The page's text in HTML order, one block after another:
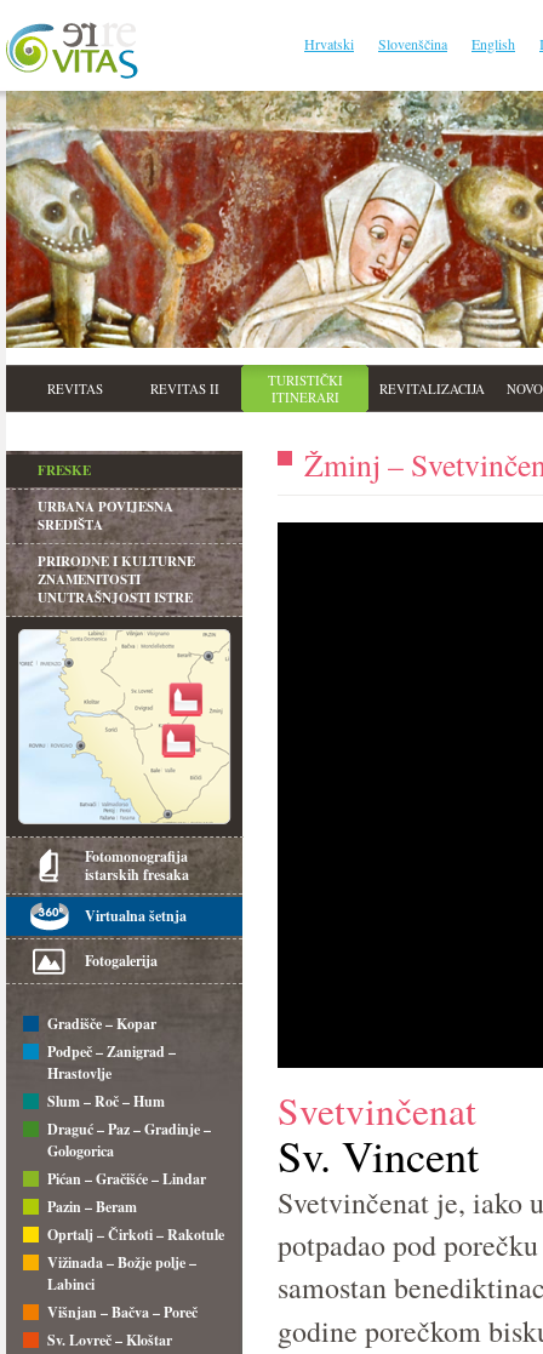
Hrvatski Slovenščina English
REVITAS REVITAS II
TURISTIČKI
ITINERARI
REVITALIZACIJA
FRESKE
URBANA POVIJESNA
SREDIŠTA
PRIRODNE I KULTURNE
ZNAMENITOSTI
UNUTRAŠNJOSTI ISTRE
Fotomonografija
istarskih fresaka
Virtualna šetnja
Fotogalerija
Gradišče – Kopar
Podpeč – Zanigrad –
Hrastovlje
Slum – Roč – Hum
Draguć – Paz – Gradinje –
Gologorica
Pićan – Gračišće – Lindar
Pazin – Beram
Oprtalj – Čirkoti – Rakotule
Vižinada – Božje polje –
Labinci
Višnjan – Bačva – Poreč
Sv. Lovreč – Kloštar
Žminj –
Svetvinčenat
Sv. Vincent
Svetvinčenat je, iako
potpadao pod
samostan
godine porečkom